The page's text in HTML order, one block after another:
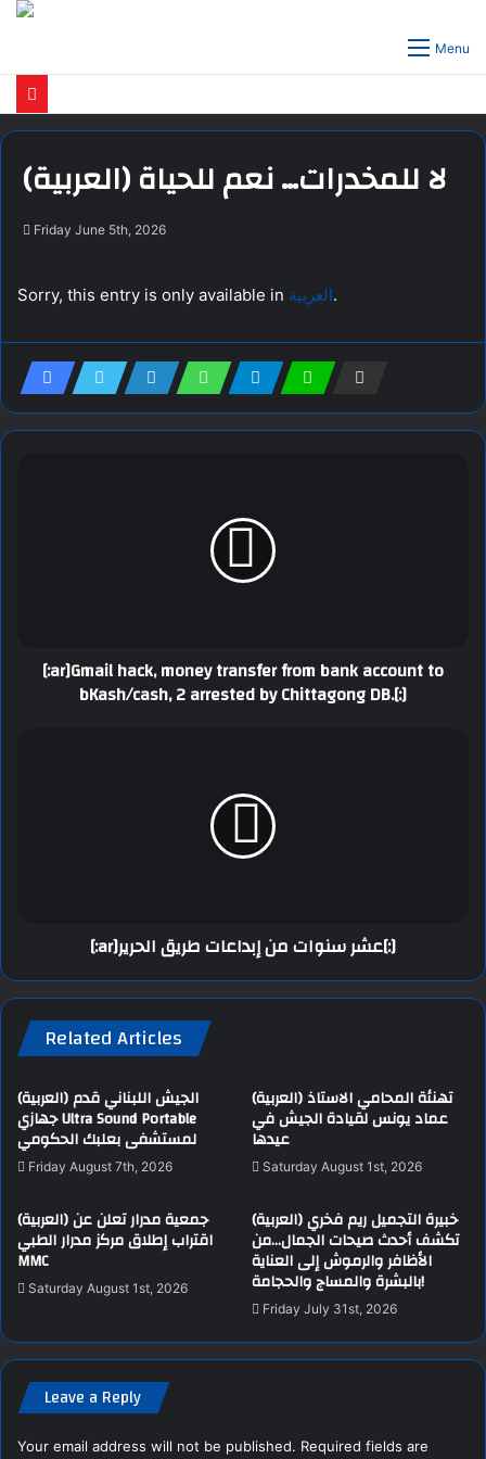
Menu
(العربية) لا للمخدرات… نعم للحياة
Friday June 5th, 2026
Sorry, this entry is only available in العربية.
[:ar]Gmail hack, money transfer from bank account to
bKash/cash, 2 arrested by Chittagong DB.[:]
[:ar]عشر سنوات من إبداعات طريق الحرير[:]
Related Articles
(العربية) الجيش اللبناني قدم
جهازي Ultra Sound Portable
لمستشفى بعلبك الحكومي
Friday August 7th, 2026
(العربية) تهنئة المحامي الاستاذ
عماد يونس لقيادة الجيش في
عيدها
Saturday August 1st, 2026
(العربية) جمعية مدرار تعلن عن
اقتراب إطلاق مركز مدرار الطبي
MMC
Saturday August 1st, 2026
(العربية) خبيرة التجميل ريم فخري
تكشف أحدث صيحات الجمال…من
الأظافر والرموش إلى العناية
بالبشرة والمساج والحجامة!
Friday July 31st, 2026
Leave a Reply
Your email address will not be published. Required fields are